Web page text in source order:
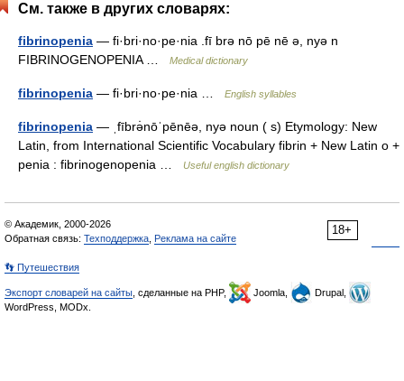
См. также в других словарях:
fibrinopenia — fi·bri·no·pe·nia .fī brə nō pē nē ə, nyə n
FIBRINOGENOPENIA …
Medical dictionary
fibrinopenia — fi·bri·no·pe·nia … English syllables
fibrinopenia — ˌfībrə̇nōˈpēnēə, nyə noun ( s) Etymology: New
Latin, from International Scientific Vocabulary fibrin + New Latin o +
penia : fibrinogenopenia …
Useful english dictionary
18+
© Академик, 2000-2026
Обратная связь: Техподдержка Реклама на сайте
👣 Путешествия
Экспорт словарей на сайты , сделанные на PHP, Joomla,
Drupal,
WordPress, MODx.